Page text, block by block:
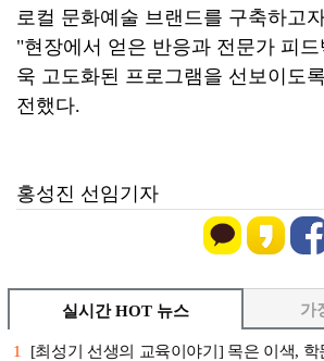
로컬 문화예술 브랜드를 구축하고
"현장에서 얻은 반응과 전문가 피
욱 고도화된 프로그램을 선보이도
전했다.
홍성진 선임기자
실시간 HOT 뉴스
1 [최성기 선생의 교육이야기] 목은 이색,
가